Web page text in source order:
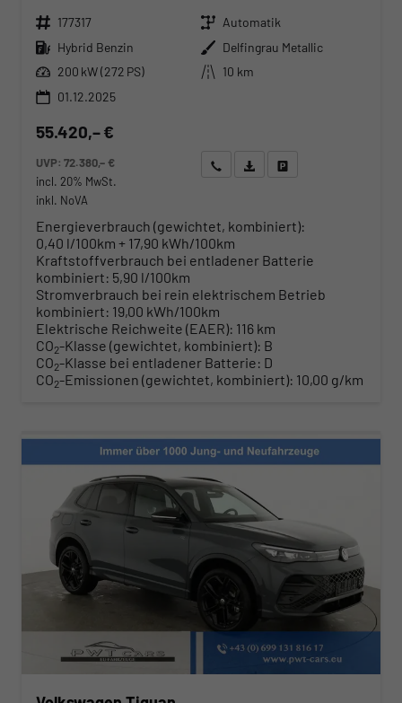
Fahrzeugnr. 177317 Getriebe Automatik
Kraftstoff Hybrid Benzin Außenfarbe Delfingrau Metallic
Leistung 200 kW (272 PS) Kilometerstand
10 km
01.12.2025
55.420,– €
UVP:72.380,– €
incl. 20% MwSt.
inkl. NoVA
Wir rufen Sie anAngebot drucken (PDF)
Energieverbrauch (gewichtet, kombiniert):
0,40 l/100km + 17,90 kWh/100km
Kraftstoffverbrauch bei entladener Batterie
kombiniert: 5,90 l/100km
Stromverbrauch bei rein elektrischem Betrieb
kombiniert: 19,00 kWh/100km
Elektrische Reichweite (EAER): 116 km
CO2-Klasse (gewichtet, kombiniert): B
CO2-Klasse bei entladener Batterie: D
CO2-Emissionen (gewichtet, kombiniert): 10,00 g/km